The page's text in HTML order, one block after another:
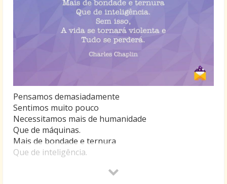
Pensamos demasiadamente
Sentimos muito pouco
Necessitamos mais de humanidade
Que de máquinas.
Mais de bondade e ternura
Que de inteligência.
A vida se tornará violenta e